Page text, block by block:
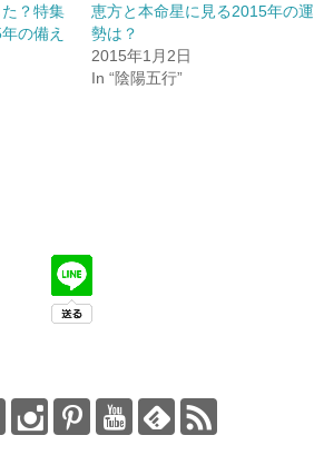
？特集
の備え
恵方と本命星に見る2015年の運
勢は？
2015年1月2日
In “陰陽五行”